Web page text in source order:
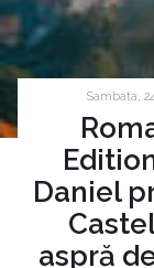
Sambata,
Daniel
aspră